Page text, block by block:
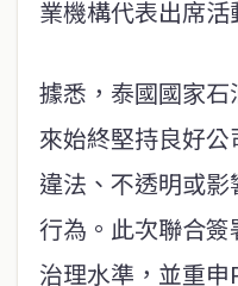
業機構代表出席活
據悉，泰國國家
來始終堅持良好
違法、不透明或
行為。此次聯合
治理水準，並重